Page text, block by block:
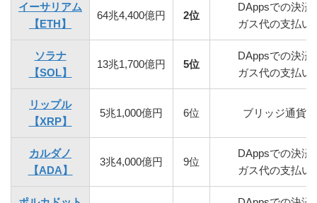
イーサリアム
【ETH】
64兆4,400億円 2位
DAppsでの決済
ガス代の支払い
ソラナ
【SOL】
13兆1,700億円 5位
DAppsでの決済
ガス代の支払い
リップル
【XRP】
5兆1,000億円 6位 ブリッジ通貨
カルダノ
【ADA】
3兆4,000億円 9位
DAppsでの決済
ガス代の支払い